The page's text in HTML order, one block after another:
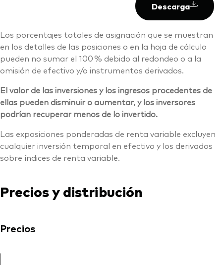
Descarga
Los porcentajes totales de asignación que se muestran
en los detalles de las posiciones o en la hoja de cálculo
pueden no sumar el 100 % debido al redondeo o a la
omisión de efectivo y/o instrumentos derivados.
El valor de las inversiones y los ingresos procedentes de
ellas pueden disminuir o aumentar, y los inversores
podrían recuperar menos de lo invertido.
Las exposiciones ponderadas de renta variable excluyen
cualquier inversión temporal en efectivo y los derivados
sobre índices de renta variable.
Precios y distribución
Precios